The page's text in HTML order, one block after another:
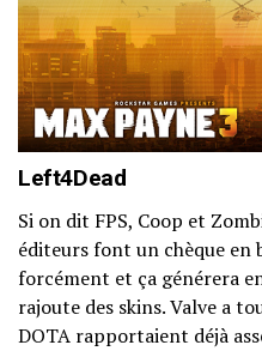
Left4Dead
Si on dit FPS, Coop et
éditeurs font un chèque en
forcément et ça générera
rajoute des skins. Valve a
DOTA rapportaient déjà